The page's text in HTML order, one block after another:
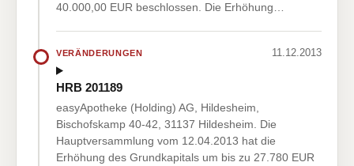
40.000,00 EUR beschlossen. Die Erhöhung…
VERÄNDERUNGEN 11.12.2013
HRB 201189
easyApotheke (Holding) AG, Hildesheim,
Bischofskamp 40-42, 31137 Hildesheim. Die
Hauptversammlung vom 12.04.2013 hat die
Erhöhung des Grundkapitals um bis zu 27.780 EUR